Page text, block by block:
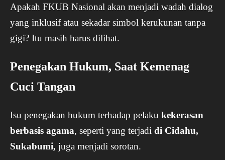
Apakah FKUB Nasional akan menjadi wadah dialog
yang inklusif atau sekadar simbol kerukunan tanpa
gigi? Itu masih harus dilihat.
Penegakan Hukum, Saat Kemenag
Cuci Tangan
Isu penegakan hukum terhadap pelaku kekerasan
berbasis agama, seperti yang terjadi di Cidahu,
Sukabumi, juga menjadi sorotan.